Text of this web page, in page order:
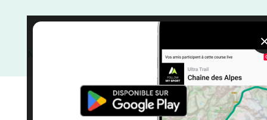
Nordique
Distance Semi/Distance
/ courses